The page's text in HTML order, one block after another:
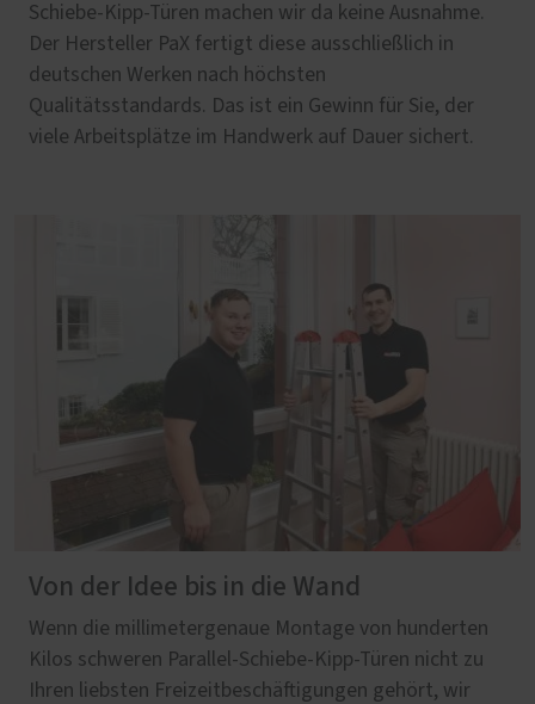
Schiebe-Kipp-Türen machen wir da keine Ausnahme.
Der Hersteller PaX fertigt diese ausschließlich in
deutschen Werken nach höchsten
Qualitätsstandards. Das ist ein Gewinn für Sie, der
viele Arbeitsplätze im Handwerk auf Dauer sichert.
Von der Idee bis in die Wand
Wenn die millimetergenaue Montage von hunderten
Kilos schweren Parallel-Schiebe-Kipp-Türen nicht zu
Ihren liebsten Freizeitbeschäftigungen gehört, wir